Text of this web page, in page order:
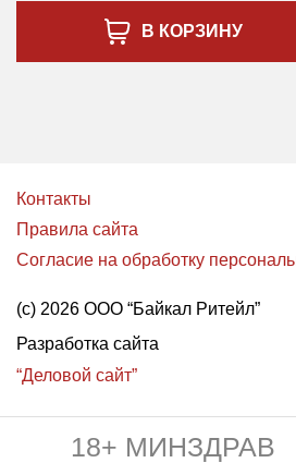
В КОРЗИНУ
Контакты
Правила сайта
Согласие на обработку
(с) 2026 ООО “Байкал Ритейл”
Разработка сайта
“Деловой сайт”
18+ МИНЗДРАВ